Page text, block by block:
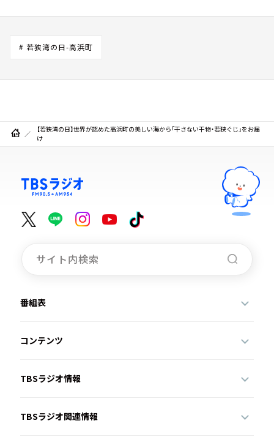
# 若狭湾の日-高浜町
【若狭湾の日】世界が認めた高浜町の美しい海から「干さない干物・若狭ぐじ」をお届
け
番組表
コンテンツ
TBSラジオ情報
TBSラジオ関連情報